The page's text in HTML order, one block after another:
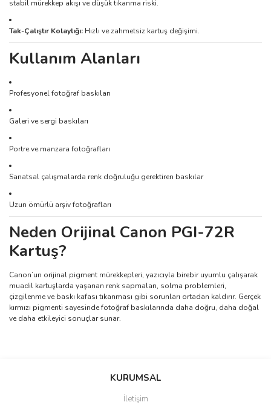
stabil mürekkep akışı ve düşük tıkanma riski.
Tak-Çalıştır Kolaylığı: Hızlı ve zahmetsiz kartuş değişimi.
Kullanım Alanları
Profesyonel fotoğraf baskıları
Galeri ve sergi baskıları
Portre ve manzara fotoğrafları
Sanatsal çalışmalarda renk doğruluğu gerektiren baskılar
Uzun ömürlü arşiv fotoğrafları
Neden Orijinal Canon PGI-72R
Kartuş?
Canon’un orijinal pigment mürekkepleri, yazıcıyla birebir uyumlu çalışarak
muadil kartuşlarda yaşanan renk sapmaları, solma problemleri,
çizgilenme ve baskı kafası tıkanması gibi sorunları ortadan kaldırır. Gerçek
kırmızı pigmenti sayesinde fotoğraf baskılarında daha doğru, daha doğal
ve daha etkileyici sonuçlar sunar.
Bu ürüne ilk yorumu siz yapın!
KURUMSAL
İletişim